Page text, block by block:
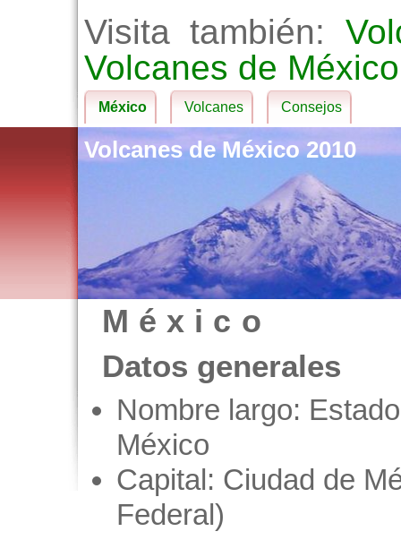
Visita también:
Volcanes de
México Volcanes Consejos
Volcanes de México 2010
México
Datos generales
Nombre largo:
México
Capital: Ciudad de
Federal)